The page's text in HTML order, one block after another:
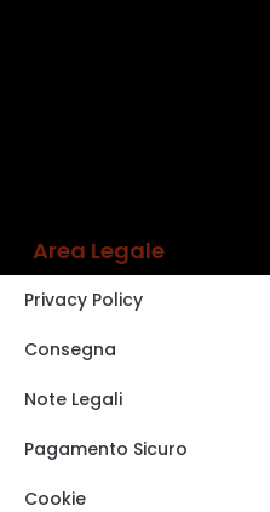
Area Legale
Privacy Policy
Consegna
Note Legali
Pagamento Sicuro
Cookie
VISITA IL NOSTRO